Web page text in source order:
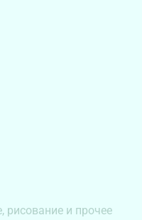
рисование и прочее